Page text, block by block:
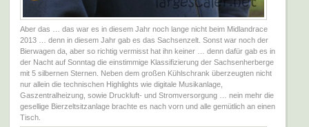
Aber das … das war es in diesem Jahr noch lange nicht beim Midlandrace
2013 … denn in diesem Jahr gab es das Sachsenzelt. Sonst war noch der
Bierwagen da, aber so richtig vermisst hat ihn keiner … denn dafür gab es in
der Nacht auf Sonntag die einstimmige Klassifizierung der Sachsenherberge
mit 5 silbernen Sternen. Neben dem großen Kühlschrank überzeugten nicht
nur allein die technischen Highlights wie digitale Musikanlage,
Gaszentralheizung, sowie Druckluft- und Stromversorgung … nein mehr die
gesellige Bierzeltsitzanlage brachte es nach vorn und alle gemütlich an einen
Tisch.